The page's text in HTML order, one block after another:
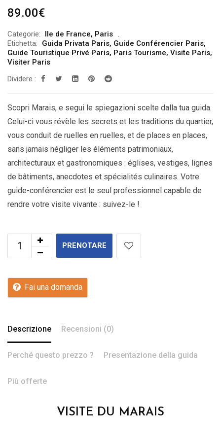
89.00€
Categorie: Ile de France, Paris
Etichetta:
Guida Privata Paris, Guide Conférencier Paris,
Guide Touristique Privé Paris, Paris Tourisme, Visite Paris,
Visiter Paris
Dividere :
Scopri Marais, e segui le spiegazioni scelte dalla tua guida.
Celui-ci vous révèle les secrets et les traditions du quartier,
vous conduit de ruelles en ruelles, et de places en places,
sans jamais négliger les éléments patrimoniaux,
architecturaux et gastronomiques : églises, vestiges, lignes
de bâtiments, anecdotes et spécialités culinaires. Votre
guide-conférencier est le seul professionnel capable de
rendre votre visite vivante : suivez-le !
PRENOTARE
Fai una domanda
Descrizione Recensioni (0)
Perché questo prezzo ? Presentazione della guida
Più offerte
VISITE DU MARAIS